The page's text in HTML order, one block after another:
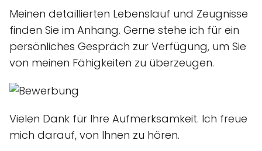
Meinen detaillierten Lebenslauf und Zeugnisse
finden Sie im Anhang. Gerne stehe ich für ein
persönliches Gespräch zur Verfügung, um Sie
von meinen Fähigkeiten zu überzeugen.
Vielen Dank für Ihre Aufmerksamkeit. Ich freue
mich darauf, von Ihnen zu hören.